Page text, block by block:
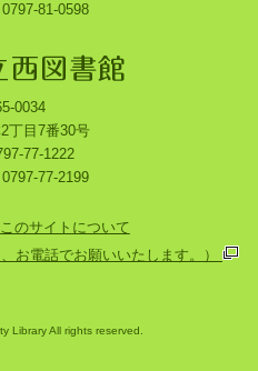
81-0598
0034
丁目7番30号
77-1222
77-2199
このサイトについて
お電話でお願いいたします。）
Library All rights reserved.